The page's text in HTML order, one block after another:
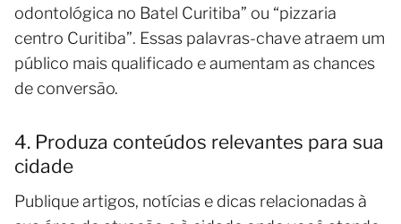
odontológica no Batel Curitiba” ou “pizzaria
centro Curitiba”. Essas palavras-chave atraem um
público mais qualificado e aumentam as chances
de conversão.
4. Produza conteúdos relevantes para sua
cidade
Publique artigos, notícias e dicas relacionadas à